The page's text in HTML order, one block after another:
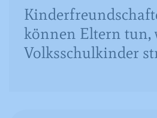
können Eltern tun,
Volksschulkinder
Name YSC
Anbieter YouTube